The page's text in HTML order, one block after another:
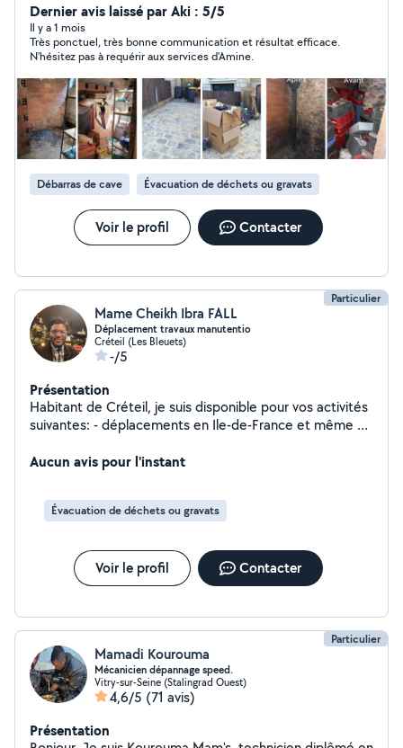
organisation, efficacité et respect des lieux. Enlèvement
des encombrants, gravats et objets divers Devis gratuit
Intervention rapide Travail propre et discret Disponible
pour toute demande d'information.
Dernier avis laissé par Aki : 5/5
Il y a 1 mois
Très ponctuel, très bonne communication et résultat efficace.
N'hésitez pas à requérir aux services d'Amine.
Débarras de cave Évacuation de déchets ou gravats
Voir le profil Contacter
Particulier
Mame Cheikh Ibra FALL
Déplacement travaux manutentio
Créteil (Les Bleuets)
-/5
Présentation
Habitant de Créteil, je suis disponible pour vos activités
suivantes: - déplacements en Ile-de-France et même en
domestiques, - etc. 06-14-84-26-48
Aucun avis pour l'instant
Évacuation de déchets ou gravats
Voir le profil Contacter
Particulier
Mamadi Kourouma
Mécanicien dépannage speed.
Vitry-sur-Seine (Stalingrad Ouest)
4,6/5 (71 avis)
Présentation